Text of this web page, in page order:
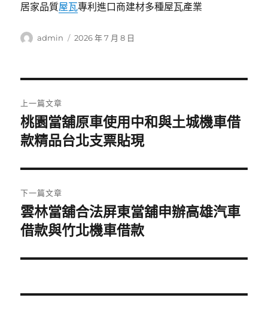
居家品質屋瓦專利進口商建材多種屋瓦產業
作
admin
發
2026 年 7 月 8 日
章
導
覽
上一篇文章
上
一
文
章:
桃園當舖原車使用中和與土城機車借
款精品台北支票貼現
下一篇文章
下
一
文
雲林當舖合法屏東當舖申辦高雄汽車
借款與竹北機車借款